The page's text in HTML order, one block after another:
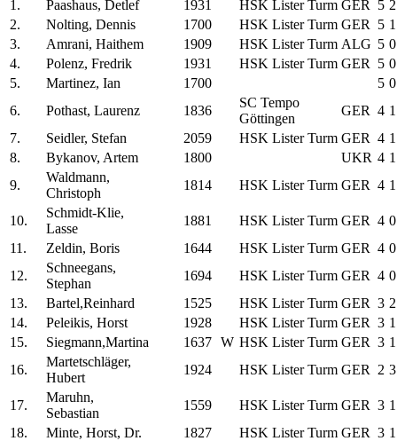
1.
Paashaus, Detlef 1931 HSK Lister Turm GER 5 2
2.
Nolting, Dennis 1700 HSK Lister Turm GER 5 1
3.
Amrani, Haithem 1909 HSK Lister Turm ALG 5 0
4.
Polenz, Fredrik 1931 HSK Lister Turm GER 5 0
5.
Martinez, Ian 1700 5 0
6.
Pothast, Laurenz 1836
SC Tempo
Göttingen
GER 4 1
7.
Seidler, Stefan 2059 HSK Lister Turm GER 4 1
8.
Bykanov, Artem 1800 UKR 4 1
9.
Waldmann,
Christoph
1814 HSK Lister Turm GER 4 1
10.
Schmidt-Klie,
Lasse
1881 HSK Lister Turm GER 4 0
11.
Zeldin, Boris 1644 HSK Lister Turm GER 4 0
12.
Schneegans,
Stephan
1694 HSK Lister Turm GER 4 0
13.
Bartel,Reinhard 1525 HSK Lister Turm GER 3 2
14.
Peleikis, Horst 1928 HSK Lister Turm GER 3 1
15.
Siegmann,Martina 1637 W HSK Lister Turm GER 3 1
16.
Martetschläger,
Hubert
1924 HSK Lister Turm GER 2 3
17.
Maruhn,
Sebastian
1559 HSK Lister Turm GER 3 1
18.
Minte, Horst, Dr. 1827 HSK Lister Turm GER 3 1